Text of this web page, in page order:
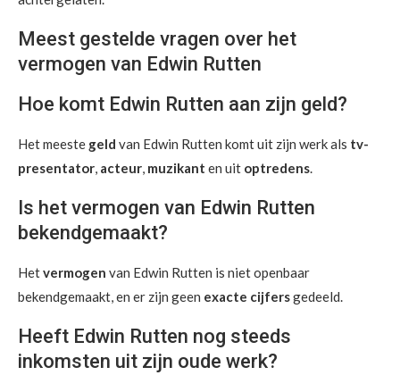
Meest gestelde vragen over het
vermogen van Edwin Rutten
Hoe komt Edwin Rutten aan zijn geld?
Het meeste geld van Edwin Rutten komt uit zijn werk als tv-
presentator, acteur, muzikant en uit optredens.
Is het vermogen van Edwin Rutten
bekendgemaakt?
Hetvermogen van Edwin Rutten is niet openbaar
bekendgemaakt, en er zijn geen exacte cijfersgedeeld.
Heeft Edwin Rutten nog steeds
inkomsten uit zijn oude werk?